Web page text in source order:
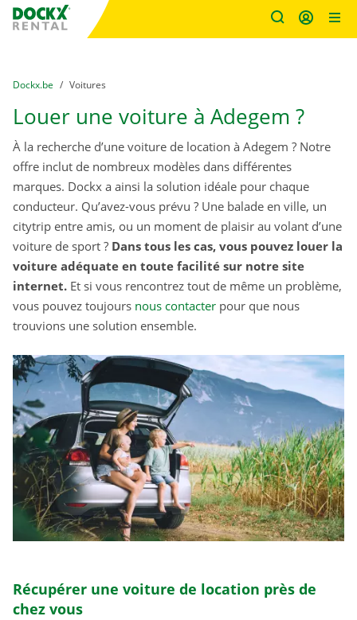
sitename
You are here:
du
Dockx.be to
Voitures
Louer une voiture à Adegem ?
À la recherche d’une voiture de location à Adegem ? Notre
offre inclut de nombreux modèles dans différentes
marques. Dockx a ainsi la solution idéale pour chaque
conducteur. Qu’avez-vous prévu ? Une balade en ville, un
citytrip entre amis, ou un moment de plaisir au volant d’une
voiture de sport ? Dans tous les cas, vous pouvez louer la
voiture adéquate en toute facilité sur notre site
internet. Et si vous rencontrez tout de même un problème,
vous pouvez toujours nous contacter pour que nous
trouvions une solution ensemble.
Récupérer une voiture de location près de
chez vous